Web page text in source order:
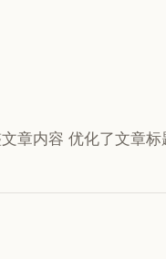
章内容 优化了文章